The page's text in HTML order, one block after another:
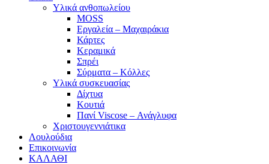
Υλικά ανθοπωλείου
MOSS
Εργαλεία – Μαχαιράκια
Κάρτες
Κεραμικά
Σπρέι
Σύρματα – Κόλλες
Υλικά συσκευασίας
Δίχτυα
Κουτιά
Πανί Viscose – Ανάγλυφα
Χριστουγεννιάτικα
Λουλούδια
Επικοινωνία
ΚΑΛΑΘΙ